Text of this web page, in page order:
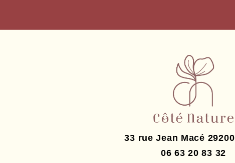
33 rue Jean Macé 29200
06 63 20 83 32